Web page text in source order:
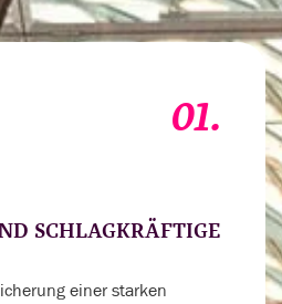
01.
SCHLAGKRÄFTIGE
einer starken